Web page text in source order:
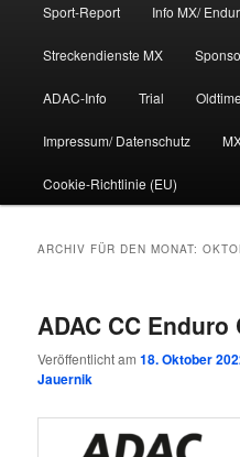
Sport-Report Info MX/
Streckendienste MX
ADAC-Info Trial
Impressum/ Datenschutz
Cookie-Richtlinie (EU)
ARCHIV FÜR DEN MONAT:
ADAC CC Enduro
Veröffentlicht am18. Oktober
Jauernik